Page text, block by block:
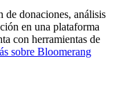
de donaciones, análisis
en una plataforma
con herramientas de
sobre Bloomerang